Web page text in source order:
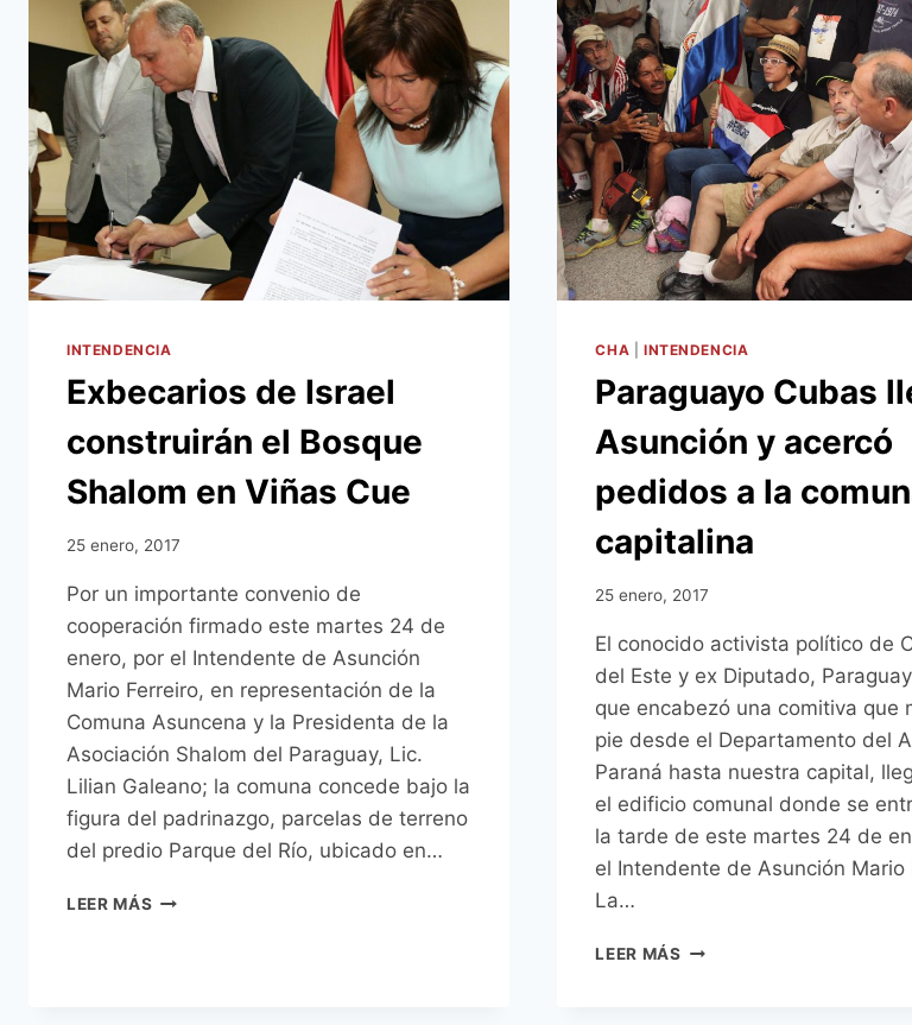
INTENDENCIA
Exbecarios de Israel
construirán el Bosque
Shalom en Viñas Cue
25 enero, 2017
Por un importante convenio de
cooperación firmado este martes 24 de
enero, por el Intendente de Asunción
Mario Ferreiro, en representación de la
Comuna Asuncena y la Presidenta de la
Asociación Shalom del Paraguay, Lic.
Lilian Galeano; la comuna concede bajo la
figura del padrinazgo, parcelas de terreno
del predio Parque del Río, ubicado en…
LEER MÁS EXBECARIOS
CHA INTENDENCIA
Paraguayo Cubas
Asunción y acercó
pedidos a la
capitalina
25 enero, 2017
El conocido activista político de
del Este y ex Diputado,
que encabezó una comitiva que
pie desde el Departamento del
Paraná hasta nuestra capital,
el edificio comunal donde se
la tarde de este martes 24 de
el Intendente de Asunción Mario
La…
LEER MÁS PARAGUAYO